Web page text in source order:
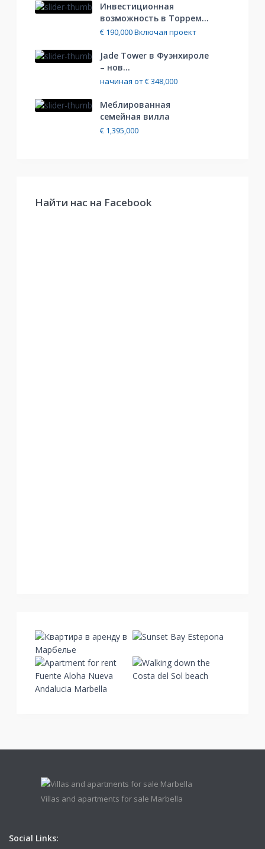
Инвестиционная
возможность в Торрем...
€ 190,000Включая проект
Jade Tower в Фуэнхироле
– нов...
начиная от€ 348,000
Меблированная
cемейная вилла
€ 1,395,000
Найти нас на Facebook
Villas and apartments for sale Marbella
Social Links: